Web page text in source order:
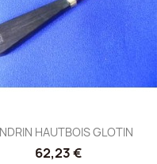
HAUTBOIS GLOTIN
62,23 €